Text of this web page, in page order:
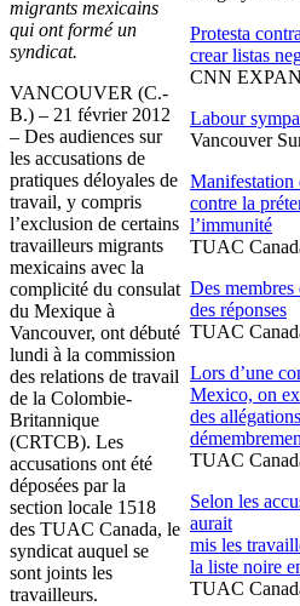
Protesta contra
crear listas
CNN
Labour
Vancouver
Manifestation
contre la
l’immunité
TUAC
Des membres
des réponses
TUAC
Lors d’une
Mexico, on
des allégations
TUAC
Selon les
aurait
mis les
la liste noire
TUAC
migrants mexicains
qui ont forméun
syndicat.
VANCOUVER (C.-
B.) – 21 février2012
– Des audiences sur
les accusations de
pratiques déloyales de
travail, y compris
l’exclusion de certains
travailleurs migrants
mexicains avec la
complicité du consulat
du Mexique à
Vancouver, ont débuté
lundi à la commission
des relations de travail
de la Colombie-
Britannique
(CRTCB). Les
accusations ont été
déposées par la
section locale 1518
des TUAC Canada, le
syndicat auquel se
sont joints les
travailleurs.